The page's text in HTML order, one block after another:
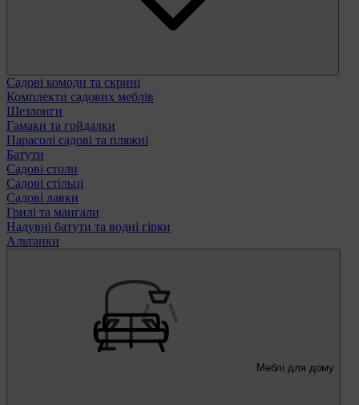
Садові комоди та скрині
Комплекти садових меблів
Шезлонги
Гамаки та гойдалки
Парасолі садові та пляжні
Батути
Садові столи
Садові стільці
Садові лавки
Грилі та мангали
Надувні батути та водні гірки
Альтанки
Меблі для дому